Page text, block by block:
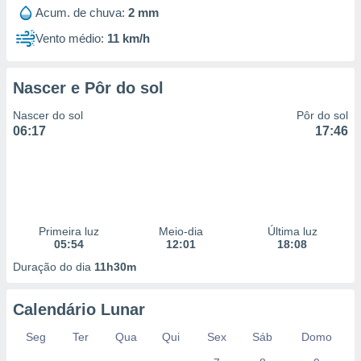
utilizar
criar
ou
fontes,
e melhorar
dados
Acum. de chuva: 2 mm
Vento médio: 11 km/h
Nascer e Pôr do sol
Nascer do sol
06:17
Pôr do sol
17:46
Primeira luz
05:54
Meio-dia
12:01
Última luz
18:08
Duração do dia 11h30m
Calendário Lunar
Seg Ter Qua Qui Sex Sáb
Domo